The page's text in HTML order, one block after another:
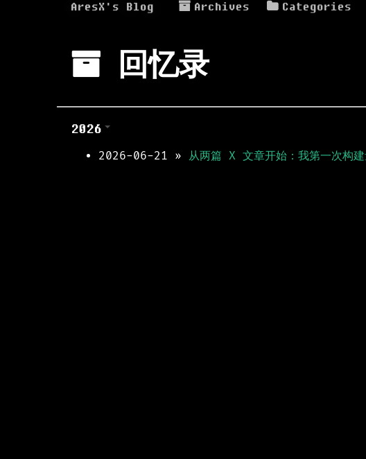
AresX's Blog Archives Categories
回忆录
2026
2026-06-21 » 从两篇 X 文章开始：我第一次构